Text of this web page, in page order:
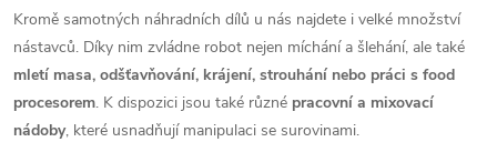
Kromě samotných náhradních dílů u nás najdete i velké množství
nástavců. Díky nim zvládne robot nejen míchání a šlehání, ale také
mletí masa, odšťavňování, krájení, strouhání nebo práci s food
procesorem. K dispozici jsou také různé pracovní a mixovací
nádoby, které usnadňují manipulaci se surovinami.